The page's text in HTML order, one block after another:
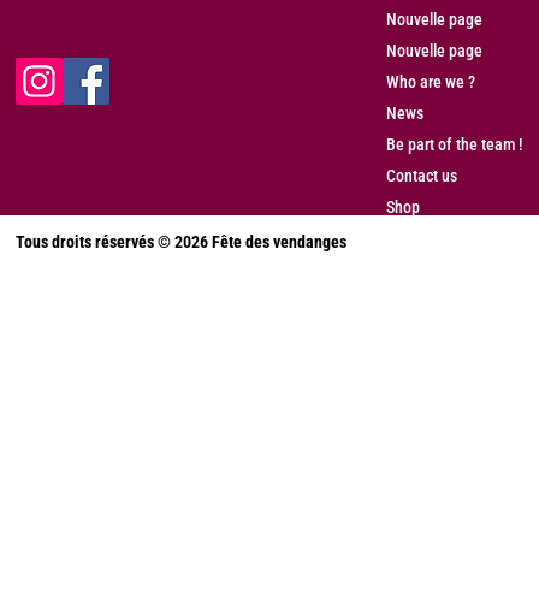
Nouvelle page
Nouvelle page
Who are we ?
News
Be part of the team !
Contact us
Shop
Tous droits réservés © 2026 Fête des vendanges